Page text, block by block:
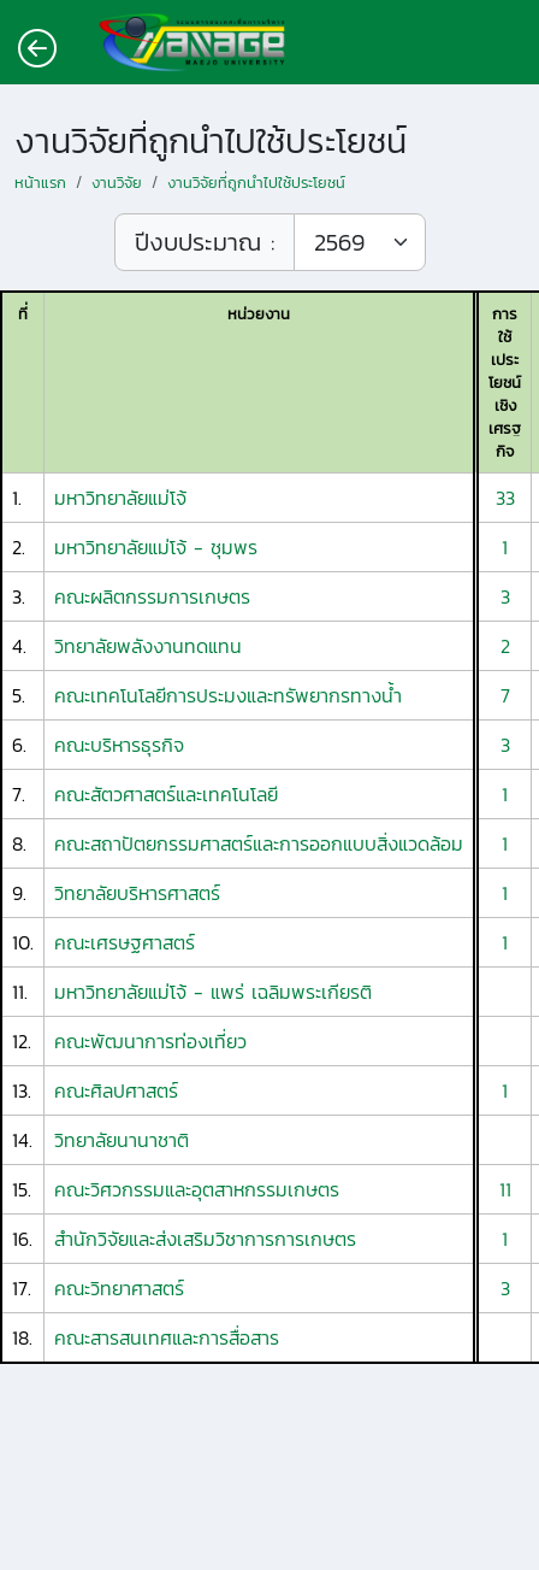
งานวิจัยที่ถูกนำไปใช้ประโยชน์
หน้าแรก งานวิจัย งานวิจัยที่ถูกนำไปใช้ประโยชน์
ปีงบประมาณ :
ที่ หน่วยงาน
การ
ใช้
เประ
โยชน์
เชิง
เศรฐ
กิจ
1. มหาวิทยาลัยแม่โจ้
33
2.
มหาวิทยาลัยแม่โจ้ - ชุมพร
1
3.
คณะผลิตกรรมการเกษตร
3
4.
วิทยาลัยพลังงานทดแทน
2
5.
คณะเทคโนโลยีการประมงและทรัพยากรทางน้ำ
7
6.
คณะบริหารธุรกิจ
3
7.
คณะสัตวศาสตร์และเทคโนโลยี
1
8.
คณะสถาปัตยกรรมศาสตร์และการออกแบบสิ่งแวดล้อม
1
9.
วิทยาลัยบริหารศาสตร์
1
10.
คณะเศรษฐศาสตร์
1
11.
มหาวิทยาลัยแม่โจ้ - แพร่ เฉลิมพระเกียรติ
12.
คณะพัฒนาการท่องเที่ยว
13.
คณะศิลปศาสตร์
1
14.
วิทยาลัยนานาชาติ
15.
คณะวิศวกรรมและอุตสาหกรรมเกษตร
11
16.
สำนักวิจัยและส่งเสริมวิชาการการเกษตร
1
17.
คณะวิทยาศาสตร์
3
18.
คณะสารสนเทศและการสื่อสาร